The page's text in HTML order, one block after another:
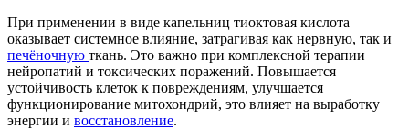
При применении в виде капельниц тиоктовая кислота
оказывает системное влияние, затрагивая как нервную, так и
печёночную ткань. Это важно при комплексной терапии
нейропатий и токсических поражений. Повышается
устойчивость клеток к повреждениям, улучшается
функционирование митохондрий, это влияет на выработку
энергии и восстановление.